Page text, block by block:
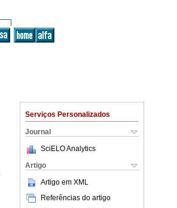
Serviços Personalizados
Journal
SciELO Analytics
Artigo
Artigo em XML
Referências do artigo